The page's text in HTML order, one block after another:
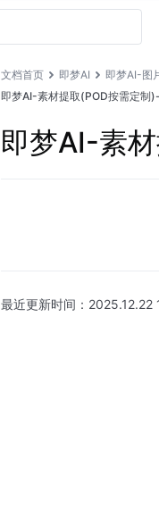
文档首页 即梦AI 即梦AI-图
即梦AI-素材提取(POD按需定制
即梦AI-素
最近更新时间： 2025.12.22